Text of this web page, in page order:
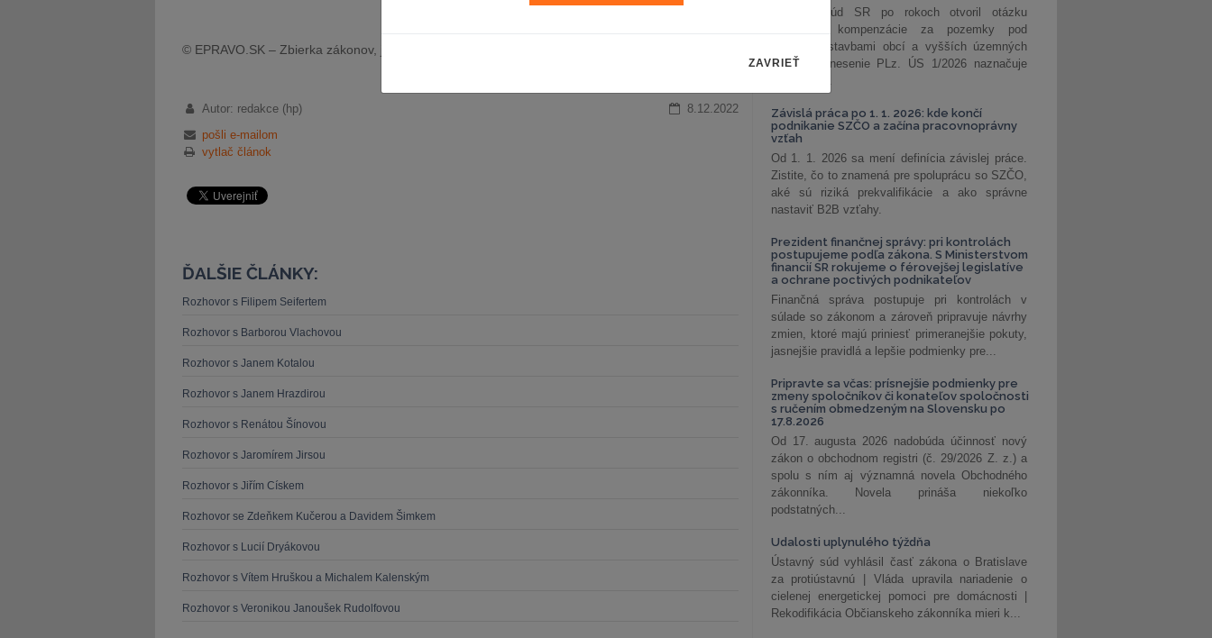
© EPRAVO.SK – Zbierka zákonov, judikatúra, právo |
Autor: redakce (hp)
8.12.2022
pošli e-mailom
vytlač článok
ĎALŠIE ČLÁNKY:
Rozhovor s Filipem Seifertem
Rozhovor s Barborou Vlachovou
Rozhovor s Janem Kotalou
Rozhovor s Janem Hrazdirou
Rozhovor s Renátou Šínovou
Rozhovor s Jaromírem Jirsou
Rozhovor s Jiřím Cískem
Rozhovor se Zdeňkem Kučerou a Davidem Šimkem
Rozhovor s Lucií Dryákovou
Rozhovor s Vítem Hruškou a Michalem Kalenským
Rozhovor s Veronikou Janoušek Rudolfovou
Ústavný súd SR po rokoch otvoril otázku
primeranej kompenzácie za pozemky pod
verejnými stavbami obcí a vyšších územných
celkov. Uznesenie PLz. ÚS 1/2026 naznačuje
odklon od...
Závislá práca po 1. 1. 2026: kde končí
podnikanie SZČO a začína pracovnoprávny
vzťah
Od 1. 1. 2026 sa mení definícia závislej práce.
Zistite, čo to znamená pre spoluprácu so SZČO,
aké sú riziká prekvalifikácie a ako správne
nastaviť B2B vzťahy.
Prezident finančnej správy: pri kontrolách
postupujeme podľa zákona. S Ministerstvom
financií SR rokujeme o férovejšej legislatíve
a ochrane poctivých podnikateľov
Finančná správa postupuje pri kontrolách v
súlade so zákonom a zároveň pripravuje návrhy
zmien, ktoré majú priniesť primeranejšie pokuty,
jasnejšie pravidlá a lepšie podmienky pre...
Pripravte sa včas: prísnejšie podmienky pre
zmeny spoločníkov či konateľov spoločnosti
s ručením obmedzeným na Slovensku po
17.8.2026
Od 17. augusta 2026 nadobúda účinnosť nový
zákon o obchodnom registri (č. 29/2026 Z. z.) a
spolu s ním aj významná novela Obchodného
zákonníka. Novela prináša niekoľko
podstatných...
Udalosti uplynulého týždňa
Ústavný súd vyhlásil časť zákona o Bratislave
za protiústavnú | Vláda upravila nariadenie o
cielenej energetickej pomoci pre domácnosti |
Rekodifikácia Občianskeho zákonníka mieri k...
ZAVRIEŤ